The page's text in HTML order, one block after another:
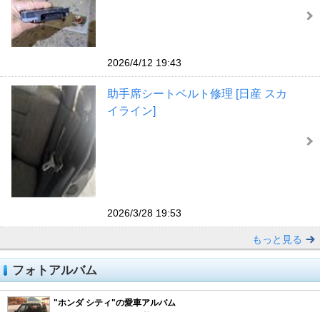
2026/4/12 19:43
助手席シートベルト修理 [日産 スカ
イライン]
2026/3/28 19:53
もっと見る
フォトアルバム
"ホンダ シティ"の愛車アルバム